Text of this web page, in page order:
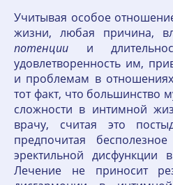
Учитывая особое
жизни, любая причина,
потенции и
удовлетворенность им,
и проблемам в
тот факт, что
сложности в интимной
врачу, считая это
предпочитая
эректильной дисфункции
Лечение не приносит